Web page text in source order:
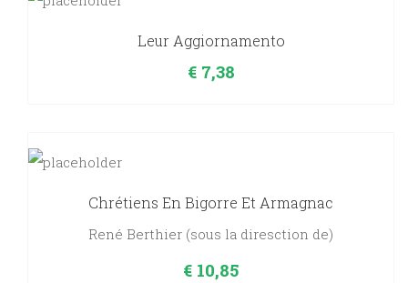
Leur Aggiornamento
€7,38
Chrétiens En Bigorre Et Armagnac
René Berthier (sous la diresction de)
€ 10,85